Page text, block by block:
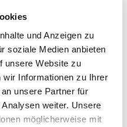
und Anzeigen zu
soziale Medien anbieten
unsere Website zu
wir Informationen zu Ihrer
unsere Partner für
weiter. Unsere
möglicherweise mit
Sie auch